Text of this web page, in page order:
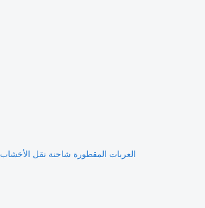
العربات المقطورة شاحنة نقل الأخشاب BMF 18T1 pro tonns